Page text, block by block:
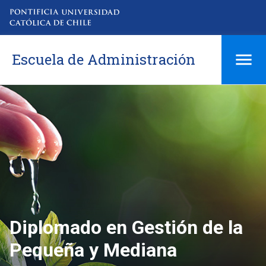
Escuela de Administración
Diplomado en Gestión de la
Pequeña y Mediana